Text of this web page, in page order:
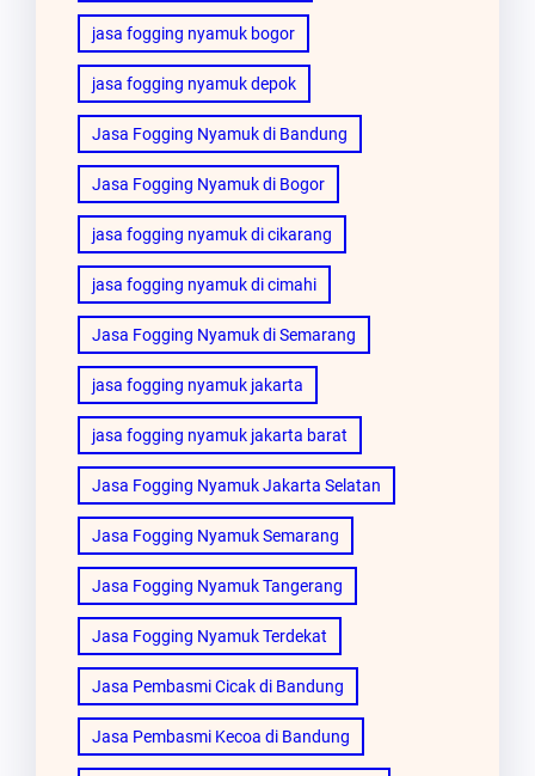
jasa fogging nyamuk bogor
jasa fogging nyamuk depok
Jasa Fogging Nyamuk di Bandung
Jasa Fogging Nyamuk di Bogor
jasa fogging nyamuk di cikarang
jasa fogging nyamuk di cimahi
Jasa Fogging Nyamuk di Semarang
jasa fogging nyamuk jakarta
jasa fogging nyamuk jakarta barat
Jasa Fogging Nyamuk Jakarta Selatan
Jasa Fogging Nyamuk Semarang
Jasa Fogging Nyamuk Tangerang
Jasa Fogging Nyamuk Terdekat
Jasa Pembasmi Cicak di Bandung
Jasa Pembasmi Kecoa di Bandung